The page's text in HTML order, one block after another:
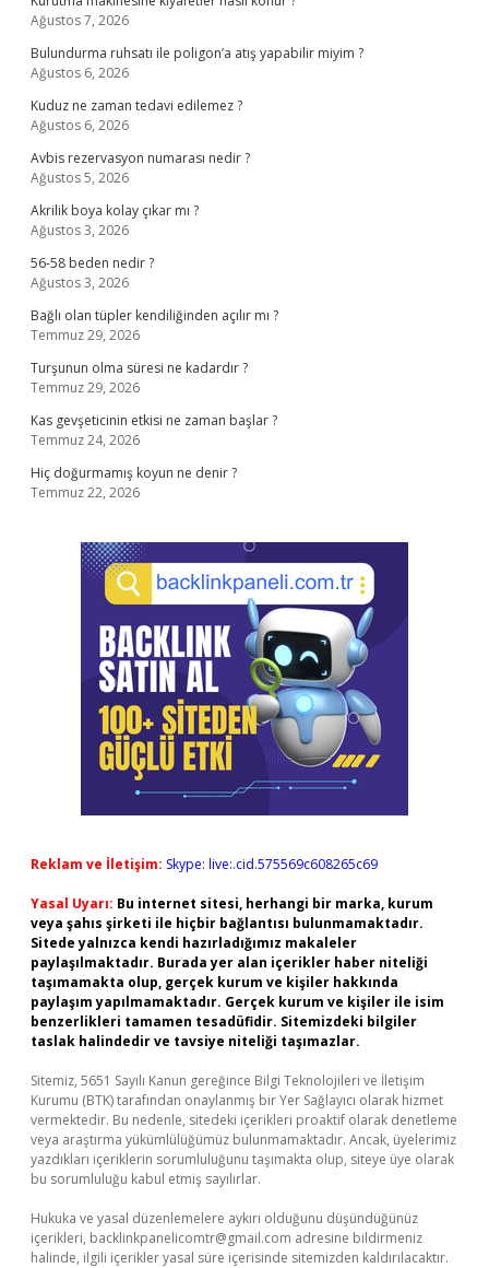
Ağustos 7, 2026
Bulundurma ruhsatı ile poligon’a atış yapabilir miyim ?
Ağustos 6, 2026
Kuduz ne zaman tedavi edilemez ?
Ağustos 6, 2026
Avbis rezervasyon numarası nedir ?
Ağustos 5, 2026
Akrilik boya kolay çıkar mı ?
Ağustos 3, 2026
56-58 beden nedir ?
Ağustos 3, 2026
Bağlı olan tüpler kendiliğinden açılır mı ?
Temmuz 29, 2026
Turşunun olma süresi ne kadardır ?
Temmuz 29, 2026
Kas gevşeticinin etkisi ne zaman başlar ?
Temmuz 24, 2026
Hiç doğurmamış koyun ne denir ?
Temmuz 22, 2026
Reklam ve İletişim: Skype: live:.cid.575569c608265c69
Yasal Uyarı: Bu internet sitesi, herhangi bir marka, kurum
veya şahıs şirketi ile hiçbir bağlantısı bulunmamaktadır.
Sitede yalnızca kendi hazırladığımız makaleler
paylaşılmaktadır. Burada yer alan içerikler haber niteliği
taşımamakta olup, gerçek kurum ve kişiler hakkında
paylaşım yapılmamaktadır. Gerçek kurum ve kişiler ile isim
benzerlikleri tamamen tesadüfidir. Sitemizdeki bilgiler
taslak halindedir ve tavsiye niteliği taşımazlar.
Sitemiz, 5651 Sayılı Kanun gereğince Bilgi Teknolojileri ve İletişim
Kurumu (BTK) tarafından onaylanmış bir Yer Sağlayıcı olarak hizmet
vermektedir. Bu nedenle, sitedeki içerikleri proaktif olarak denetleme
veya araştırma yükümlülüğümüz bulunmamaktadır. Ancak, üyelerimiz
yazdıkları içeriklerin sorumluluğunu taşımakta olup, siteye üye olarak
bu sorumluluğu kabul etmiş sayılırlar.
Hukuka ve yasal düzenlemelere aykırı olduğunu düşündüğünüz
içerikleri, backlinkpanelicomtr@gmail.com adresine bildirmeniz
halinde, ilgili içerikler yasal süre içerisinde sitemizden kaldırılacaktır.